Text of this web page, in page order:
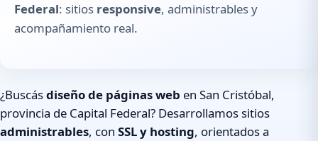
Federal: sitios responsive, administrables y
acompañamiento real.
¿Buscásdiseño de páginas web en San Cristóbal,
provincia de Capital Federal? Desarrollamos sitios
administrables, con SSL y hosting, orientados a